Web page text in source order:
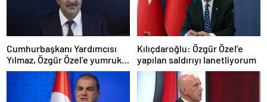
Cumhurbaşkanı Yardımcısı
Yılmaz, Özgür Özel’e yumruklu
saldırıyı kınadı
Kılıçdaroğlu: Özgür Özel’e
yapılan saldırıyı lanetliyorum